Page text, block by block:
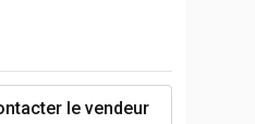
le vendeur